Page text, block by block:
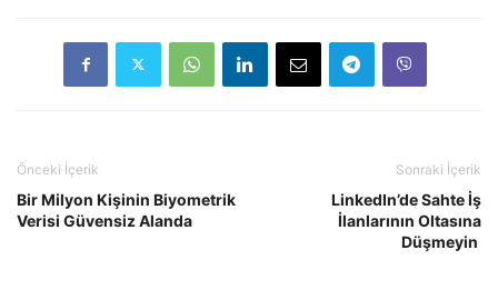
Önceki İçerik
Bir Milyon Kişinin Biyometrik
Verisi Güvensiz Alanda
Sonraki İçerik
LinkedIn’de Sahte İş
İlanlarının Oltasına
Düşmeyin